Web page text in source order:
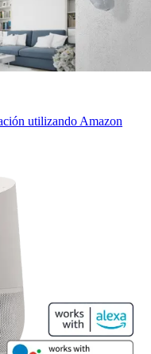
utilizando Amazon